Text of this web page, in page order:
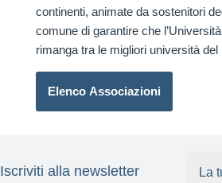
continenti, animate da sostenitori
comune di garantire che
rimanga tra le migliori università del
Elenco Associazioni
Iscriviti alla newsletter